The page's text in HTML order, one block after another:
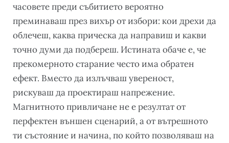
часовете преди събитието вероятно
преминаваш през вихър от избори: кои дрехи да
облечеш, каква прическа да направиш и какви
точно думи да подбереш. Истината обаче е, че
прекомерното старание често има обратен
ефект. Вместо да излъчваш увереност,
рискуваш да проектираш напрежение.
Магнитното привличане не е резултат от
перфектен външен сценарий, а от вътрешното
ти състояние и начина, по който позволяваш на